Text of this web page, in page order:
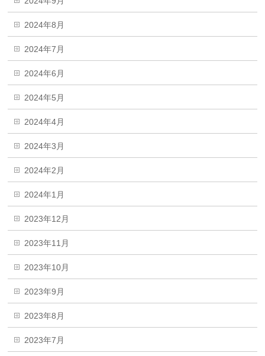
2024年8月
2024年7月
2024年6月
2024年5月
2024年4月
2024年3月
2024年2月
2024年1月
2023年12月
2023年11月
2023年10月
2023年9月
2023年8月
2023年7月